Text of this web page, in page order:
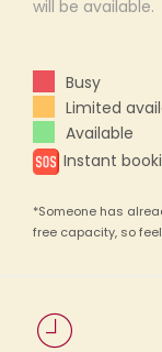
will be available.
Busy
Limited
Available
Instant
*Someone has
free capacity, so